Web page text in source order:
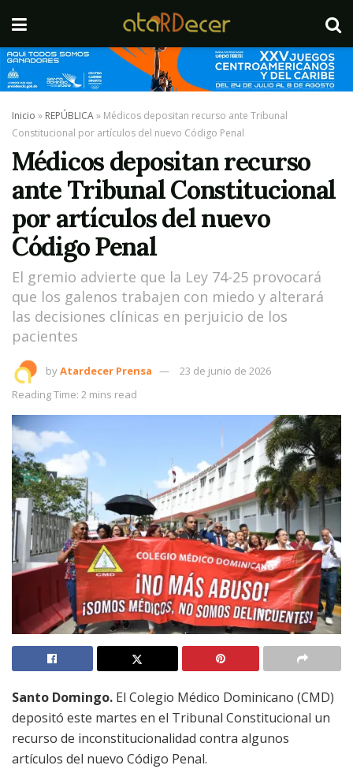
Inicio » REPÚBLICA» Médicos depositan recurso ante Tribunal
Constitucional por artículos del nuevo Código Penal
Médicos depositan recurso
ante Tribunal Constitucional
por artículos del nuevo
Código Penal
El gremio advierte que la Ley 74-25 provocará
que los galenos trabajen con miedo y alterará
las decisiones clínicas en perjuicio de los
pacientes
byAtardecer Prensa
23 de junio de 2026
Reading Time: 2 mins read
Santo Domingo. El Colegio Médico Dominicano (CMD)
depositó este martes en el Tribunal Constitucional un
recurso de inconstitucionalidad contra algunos
artículos del nuevo Código Penal.